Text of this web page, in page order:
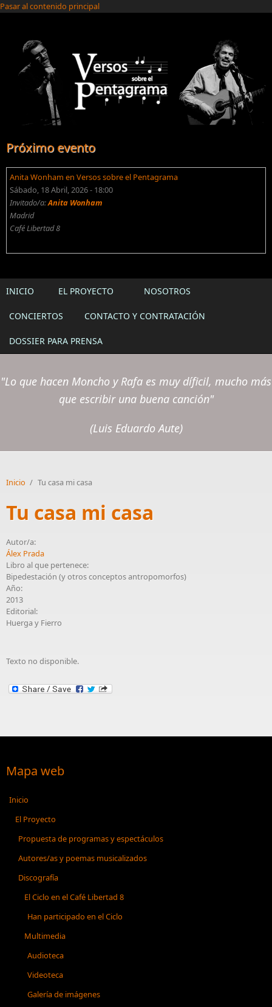
Pasar al contenido principal
Próximo evento
Anita Wonham en Versos sobre el Pentagrama
Sábado, 18 Abril, 2026 - 18:00
Invitado/a:Anita Wonham
Madrid
Café Libertad 8
INICIO EL PROYECTO NOSOTROS
CONCIERTOS CONTACTO Y CONTRATACIÓN
DOSSIER PARA PRENSA
"Lo que hacen Moncho y Rafa es muy díficil, mucho más
que escribir una buena canción"
(Luis Eduardo Aute)
Inicio / Tu casa mi casa
Tu casa mi casa
Autor/a:
Álex Prada
Libro al que pertenece:
Bipedestación (y otros conceptos antropomorfos)
Año:
2013
Editorial:
Huerga y Fierro
Texto no disponible.
Mapa web
Inicio
El Proyecto
Propuesta de programas y espectáculos
Autores/as y poemas musicalizados
Discografía
El Ciclo en el Café Libertad 8
Han participado en el Ciclo
Multimedia
Audioteca
Videoteca
Galería de imágenes